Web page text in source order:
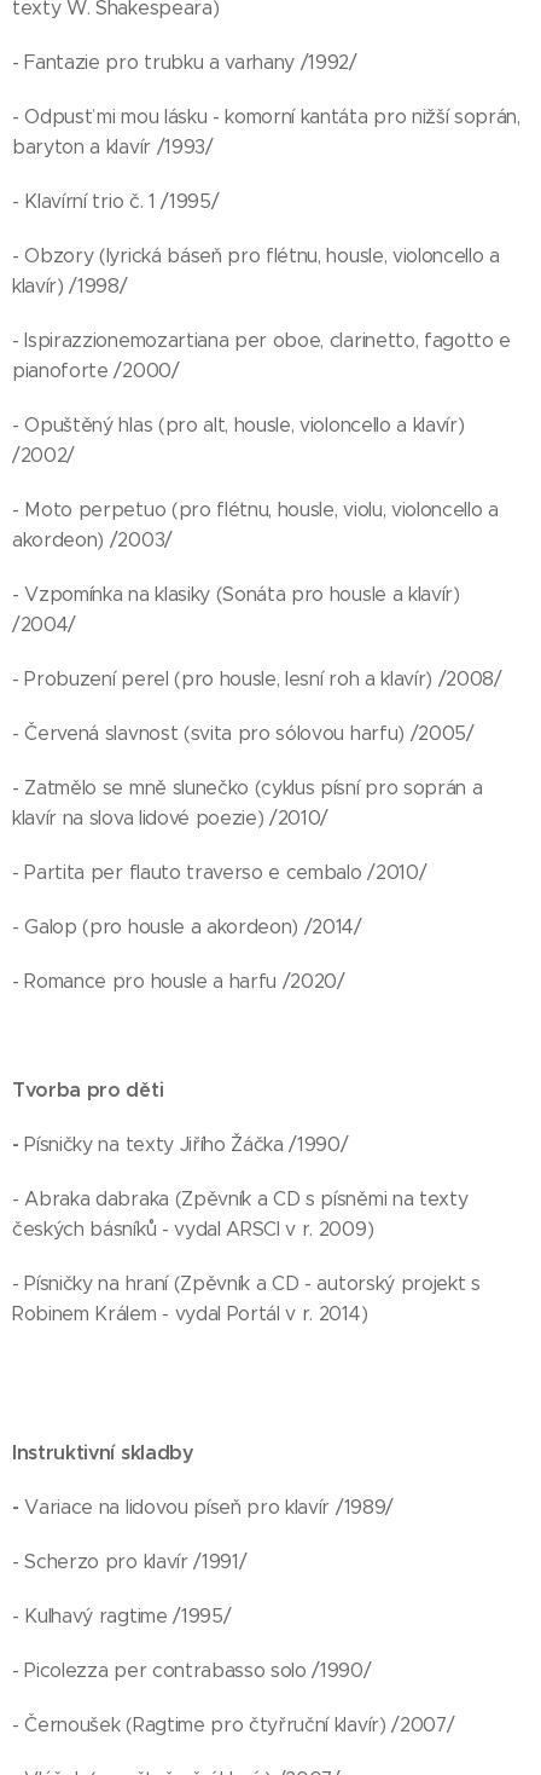
texty W. Shakespeara)
- Fantazie pro trubku a varhany /1992/
- Odpusť mi mou lásku - komorní kantáta pro nižší soprán,
baryton a klavír /1993/
- Klavírní trio č. 1 /1995/
- Obzory (lyrická báseň pro flétnu, housle, violoncello a
klavír) /1998/
- Ispirazzionemozartiana per oboe, clarinetto, fagotto e
pianoforte /2000/
- Opuštěný hlas (pro alt, housle, violoncello a klavír)
/2002/
- Moto perpetuo (pro flétnu, housle, violu, violoncello a
akordeon) /2003/
- Vzpomínka na klasiky (Sonáta pro housle a klavír)
/2004/
- Probuzení perel (pro housle, lesní roh a klavír) /2008/
- Červená slavnost (svita pro sólovou harfu) /2005/
- Zatmělo se mně slunečko (cyklus písní pro soprán a
klavír na slova lidové poezie) /2010/
- Partita per flauto traverso e cembalo /2010/
- Galop (pro housle a akordeon) /2014/
- Romance pro housle a harfu /2020/
Tvorba pro děti
-Písničky na texty Jiřího Žáčka /1990/
- Abraka dabraka (Zpěvník a CD s písněmi na texty
českých básníků - vydal ARSCI v r. 2009)
- Písničky na hraní (Zpěvník a CD - autorský projekt s
Robinem Králem - vydal Portál v r. 2014)
Instruktivní skladby
-Variace na lidovou píseň pro klavír /1989/
- Scherzo pro klavír /1991/
- Kulhavý ragtime /1995/
- Picolezza per contrabasso solo /1990/
- Černoušek (Ragtime pro čtyřruční klavír) /2007/